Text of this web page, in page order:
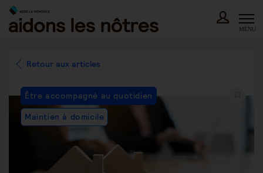
Skip
content
MENU
Retour aux articles
Category:
Être accompagné au quotidien
Maintien à domicile